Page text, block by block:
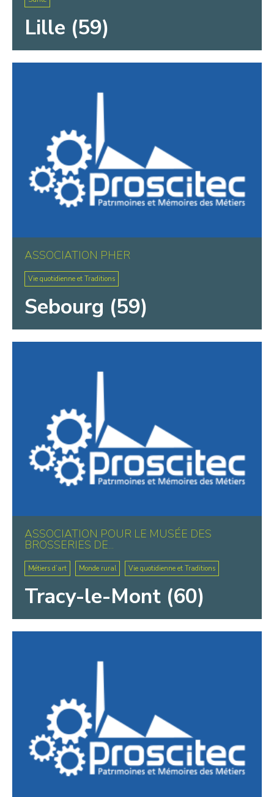
Lille (59)
ASSOCIATION PHER
Vie quotidienne et Traditions
Sebourg (59)
ASSOCIATION POUR LE MUSÉE DES
BROSSERIES DE...
Métiers d’art Monde rural Vie quotidienne et Traditions
Tracy-le-Mont (60)